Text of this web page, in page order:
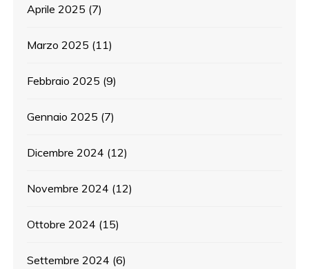
Aprile 2025 (7)
Marzo 2025 (11)
Febbraio 2025 (9)
Gennaio 2025 (7)
Dicembre 2024 (12)
Novembre 2024 (12)
Ottobre 2024 (15)
Settembre 2024 (6)